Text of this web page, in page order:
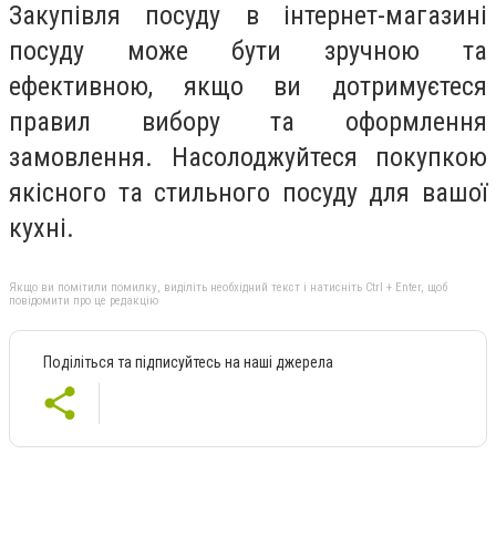
Закупівля посуду в інтернет-магазині
посуду може бути зручною та
ефективною, якщо ви дотримуєтеся
правил вибору та оформлення
замовлення. Насолоджуйтеся покупкою
якісного та стильного посуду для вашої
кухні.
Якщо ви помітили помилку, виділіть необхідний текст і натисніть Ctrl + Enter, щоб
повідомити про це редакцію
Поділіться та підписуйтесь на наші джерела